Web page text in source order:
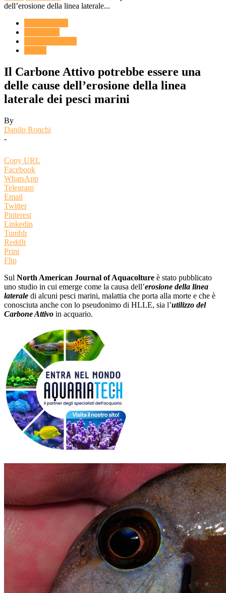
dell’erosione della linea laterale...
Il Carbone Attivo potrebbe essere una
delle cause dell’erosione della linea
laterale dei pesci marini
By
Danilo Ronchi
-
Copy URL
Facebook
WhatsApp
Telegram
Email
Twitter
Pinterest
Linkedin
Tumblr
ReddIt
Print
Flip
Sul North American Journal of Aquacolture è stato pubblicato
uno studio in cui emerge come la causa dell’erosione della linea
laterale di alcuni pesci marini, malattia che porta alla morte e che è
conosciuta anche con lo pseudonimo di HLLE, sia l’utilizzo del
Carbone Attivo in acquario.